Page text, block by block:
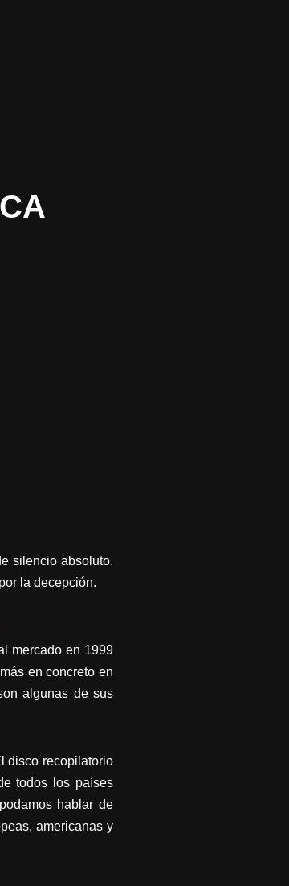
silencio absoluto.
la decepción.
mercado en 1999
en concreto en
algunas de sus
disco recopilatorio
todos los países
hablar de
americanas y